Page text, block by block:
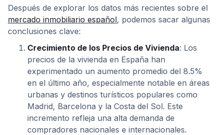
Después de explorar los datos más recientes sobre el
mercado inmobiliario español, podemos sacar algunas
conclusiones clave:
Crecimiento de los Precios de Vivienda: Los
precios de la vivienda en España han
experimentado un aumento promedio del 8.5%
en el último año, especialmente notable en áreas
urbanas y destinos turísticos populares como
Madrid, Barcelona y la Costa del Sol. Este
incremento refleja una alta demanda de
compradores nacionales e internacionales.